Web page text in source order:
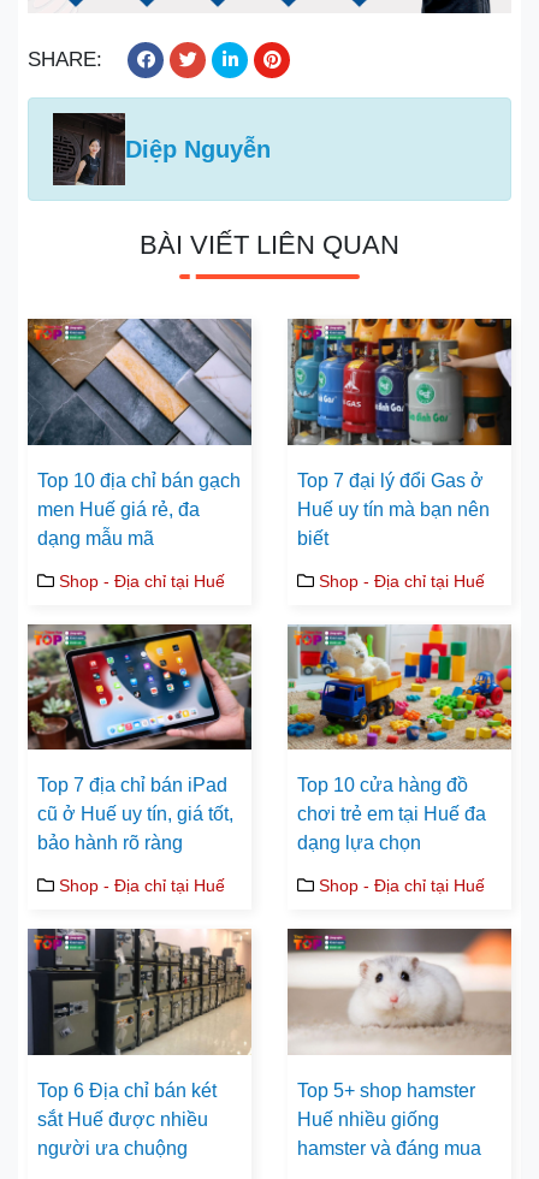
SHARE:
Diệp Nguyễn
BÀI VIẾT LIÊN QUAN
Top 10 địa chỉ bán gạch
men Huế giá rẻ, đa
dạng mẫu mã
Shop - Địa chỉ tại Huế
Top 7 đại lý đổi Gas ở
Huế uy tín mà bạn nên
biết
Shop - Địa chỉ tại Huế
Top 7 địa chỉ bán iPad
cũ ở Huế uy tín, giá tốt,
bảo hành rõ ràng
Shop - Địa chỉ tại Huế
Top 10 cửa hàng đồ
chơi trẻ em tại Huế đa
dạng lựa chọn
Shop - Địa chỉ tại Huế
Top 6 Địa chỉ bán két
sắt Huế được nhiều
người ưa chuộng
Top 5+ shop hamster
Huế nhiều giống
hamster và đáng mua